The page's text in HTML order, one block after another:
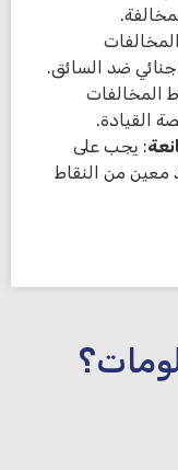
ضد السائق.
المخالفات
القيادة.
: يجب على
معين من النقاط